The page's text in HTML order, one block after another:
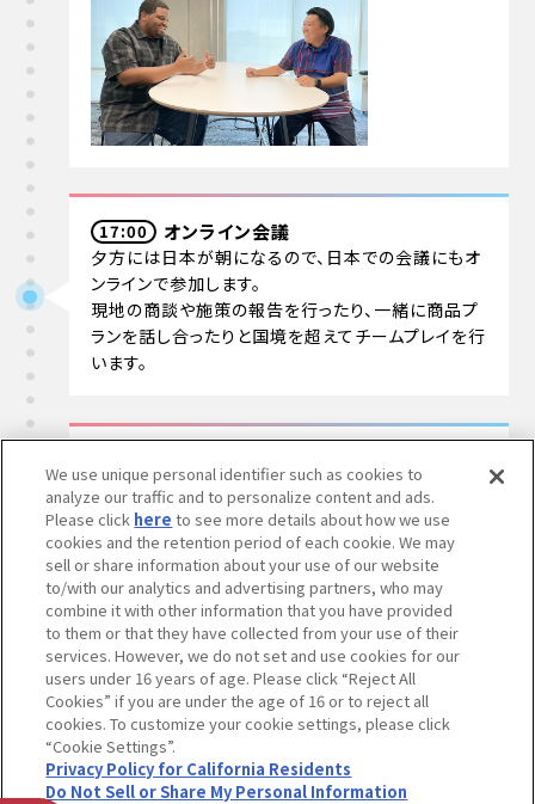
17:00 オンライン会議
夕方には日本が朝になるので、日本での会議にもオ
ンラインで参加します。
現地の商談や施策の報告を行ったり、一緒に商品プ
ランを話し合ったりと国境を超えてチームプレイを行
います。
一日を終えて、また車で帰宅します。
帰宅後は子供たちと公園で遊んだり、ゲームをした
りします。
家族と一緒に過ごす時間も大事にしています。
20:00 夕食
一家団欒で夕食を囲みます。
やはりご飯とお味噌汁はほっこり落ち着きます。
We use unique personal identifier such as cookies to
analyze our traffic and to personalize content and ads.
Please click here to see more details about how we use
cookies and the retention period of each cookie. We may
sell or share information about your use of our website
to/with our analytics and advertising partners, who may
combine it with other information that you have provided
to them or that they have collected from your use of their
services. However, we do not set and use cookies for our
users under 16 years of age. Please click “Reject All
Cookies” if you are under the age of 16 or to reject all
cookies. To customize your cookie settings, please click
“Cookie Settings”.
Privacy Policy for California Residents
Do Not Sell or Share My Personal Information